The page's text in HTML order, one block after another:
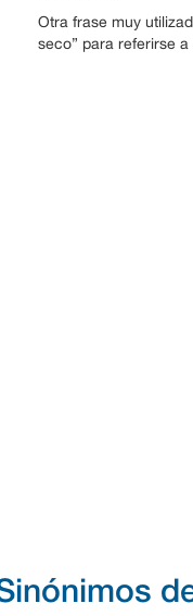
Otra frase muy
seco” para referirse a